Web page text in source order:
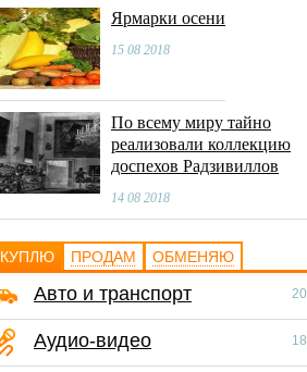
Ярмарки осени
15 08 2018
По всему миру тайно
реализовали коллекцию
доспехов Радзивиллов
14 08 2018
КУПЛЮ ПРОДАМ ОБМЕНЯЮ
Авто и транспорт 20
Аудио-видео 18